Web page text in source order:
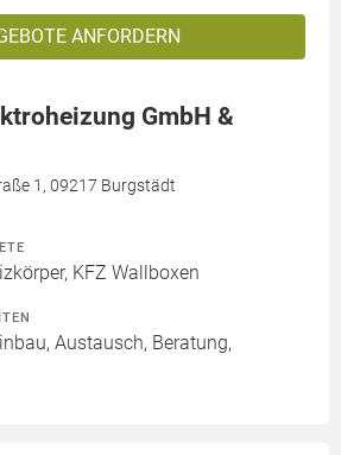
ANFORDERN
GmbH &
1, 09217 Burgstädt
KFZ Wallboxen
Austausch, Beratung,